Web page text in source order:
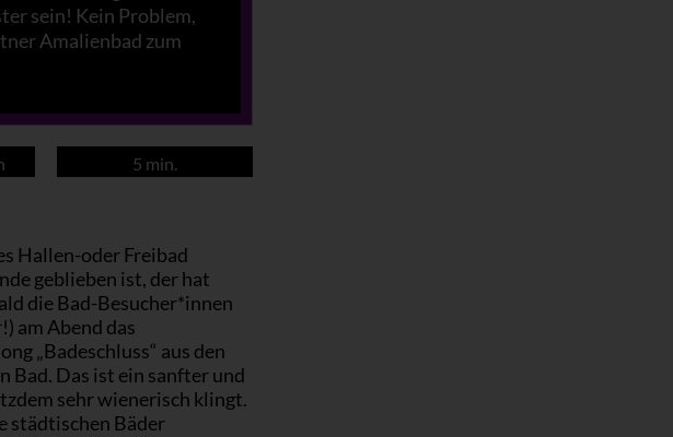
sein! Kein Problem,
Amalienbad zum
5 min.
Hallen-oder Freibad
geblieben ist, der hat
die Bad-Besucher*innen
am Abend das
„Badeschluss“ aus den
Bad. Das ist ein sanfter und
sehr wienerisch klingt.
städtischen Bäder